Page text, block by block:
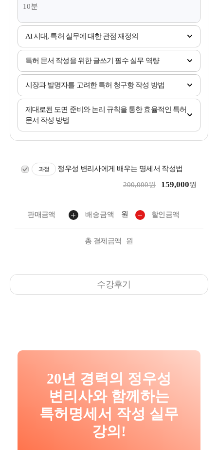
10분
AI 시대, 특허 실무에 대한 관점 재정의
특허 문서 작성을 위한 글쓰기 필수 실무 역량
시장과 발명자를 고려한 특허 청구항 작성 방법
제대로된 도면 준비와 논리 규칙을 통한 효율적인 특허
문서 작성 방법
과정 정우성 변리사에게 배우는 명세서 작성법
200,000원 159,000원
판매금액 배송금액 원 할인금액
총 결제금액 원
수강후기
20년 경력의 정우성
변리사와 함께하는
특허명세서 작성 실무
강의!